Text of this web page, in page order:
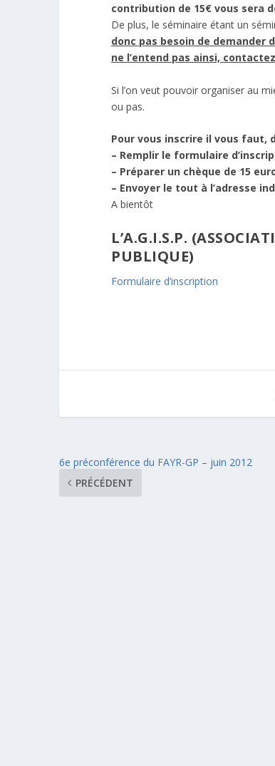
contribution de 15€ vous sera
De plus, le séminaire étant un
donc pas besoin de
ne l’entend pas ainsi,
Si l’on veut pouvoir organiser au
ou pas.
Pour vous inscrire il vous faut,
– Remplir le formulaire
– Préparer un chèque de 15
– Envoyer le tout à l’adresse
A bientôt
L’A.G.I.S.P.
PUBLIQUE)
Formulaire d’inscription
6e préconférence du FAYR-GP – juin 2012
PRÉCÉDENT